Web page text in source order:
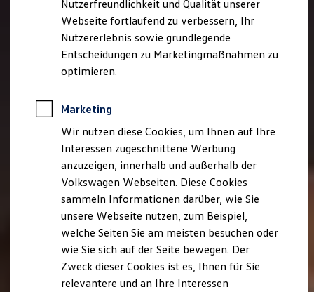
Servicetermin anfragen
Service-Vorteile bei Volkswagen Nutzfahrzeuge
ServicePlus
Economy Service
Räder & Reifen Service
Ersatzfahrzeuge
Software, Konnektivität & Apps
California App
VW Connect für Ihren ID. Buzz
VW Connect für Ihren Transporter/Caravelle
VW Connect für Ihren Amarok
VW Connect für andere Modelle
Connect Pro
Fleet Interface Data
Multistop Pathfinder
Übersicht Software Updates
Hilfreiches für Besitzer
Fahrerassistenz- und Sicherheitssysteme
Kontrollleuchten
Kurzfahrprofile und Ölverdünnung
Nutzerfreundlichkeit und Qualität unserer
Webseite fortlaufend zu verbessern, Ihr
Nutzererlebnis sowie grundlegende
Entscheidungen zu Marketingmaßnahmen zu
optimieren.
Marketing
Wir nutzen diese Cookies, um Ihnen auf Ihre
Interessen zugeschnittene Werbung
anzuzeigen, innerhalb und außerhalb der
Volkswagen Webseiten. Diese Cookies
sammeln Informationen darüber, wie Sie
unsere Webseite nutzen, zum Beispiel,
welche Seiten Sie am meisten besuchen oder
wie Sie sich auf der Seite bewegen. Der
Zweck dieser Cookies ist es, Ihnen für Sie
relevantere und an Ihre Interessen